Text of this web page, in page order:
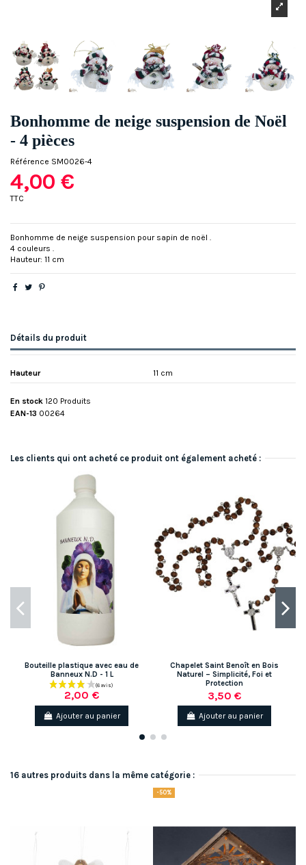
Bonhomme de neige suspension de Noël
- 4 pièces
Référence SM0026-4
4,00 €
TTC
Bonhomme de neige suspension pour sapin de noël .
4 couleurs .
Hauteur: 11 cm
Détails du produit
Hauteur 11 cm
En stock 120 Produits
EAN-13 00264
Les clients qui ont acheté ce produit ont également acheté :
Bouteille plastique avec eau de
Banneux N.D - 1 L
2,00 €
Ajouter au panier
Chapelet Saint Benoît en Bois
Naturel – Simplicité, Foi et
Protection
3,50 €
Ajouter au panier
16 autres produits dans la même catégorie :
-50%